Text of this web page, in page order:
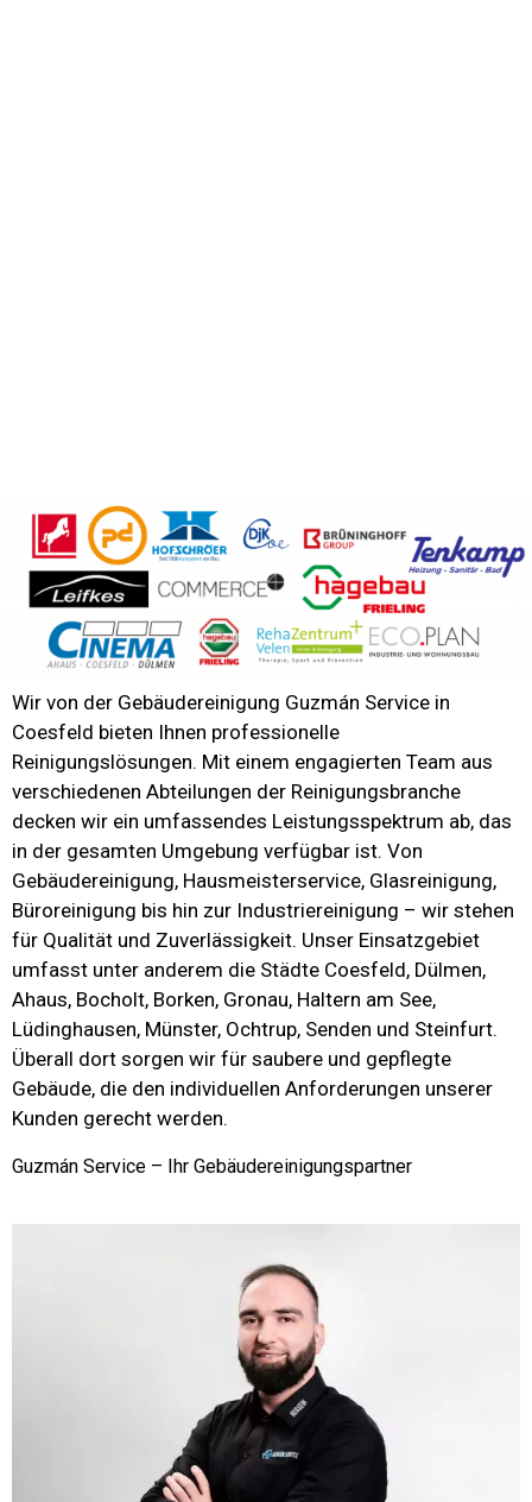
Wir von der Gebäudereinigung Guzmán Service in
Coesfeld bieten Ihnen professionelle
Reinigungslösungen. Mit einem engagierten Team aus
verschiedenen Abteilungen der Reinigungsbranche
decken wir ein umfassendes Leistungsspektrum ab, das
in der gesamten Umgebung verfügbar ist. Von
Gebäudereinigung, Hausmeisterservice, Glasreinigung,
Büroreinigung bis hin zur Industriereinigung – wir stehen
für Qualität und Zuverlässigkeit. Unser Einsatzgebiet
umfasst unter anderem die Städte Coesfeld, Dülmen,
Ahaus, Bocholt, Borken, Gronau, Haltern am See,
Lüdinghausen, Münster, Ochtrup, Senden und Steinfurt.
Überall dort sorgen wir für saubere und gepflegte
Gebäude, die den individuellen Anforderungen unserer
Kunden gerecht werden.
Guzmán Service – Ihr Gebäudereinigungspartner